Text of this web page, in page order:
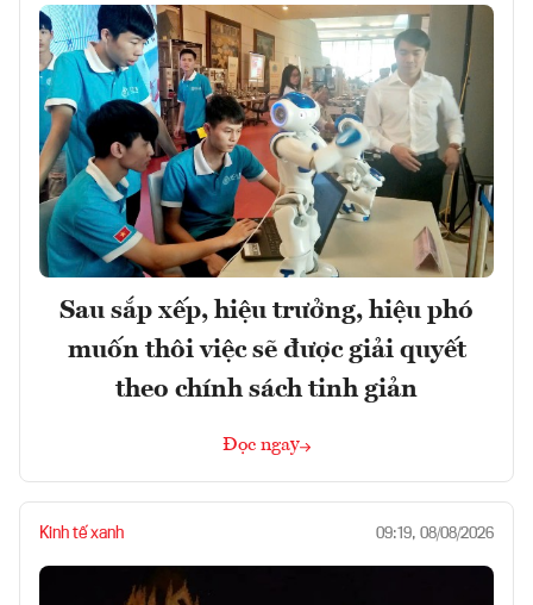
Sau sắp xếp, hiệu trưởng, hiệu phó
muốn thôi việc sẽ được giải quyết
theo chính sách tinh giản
Đọc ngay
Kinh tế xanh 09:19, 08/08/2026